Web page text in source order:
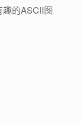
的ASCII图